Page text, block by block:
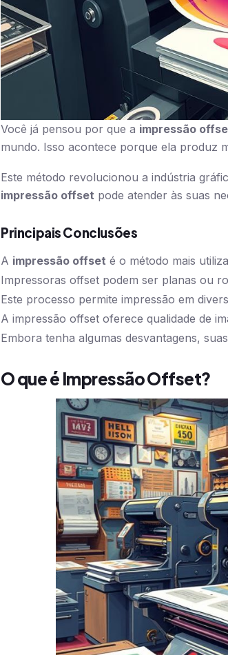
Você já pensou por que a impressão
mundo. Isso acontece porque ela produz
Este método revolucionou a indústria
impressão offset pode atender às suas
Principais Conclusões
A impressão offset é o método mais
Impressoras offset podem ser planas ou
Este processo permite impressão em
A impressão offset oferece qualidade de
Embora tenha algumas desvantagens,
O que é Impressão Offset?